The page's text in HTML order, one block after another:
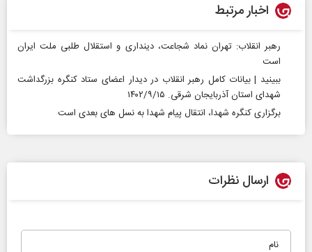
اخبار مرتبط
رهبر انقلاب: تهران نماد شجاعت، دینداری و استقلال طلبی ملت ایران
است
ببینید | بیانات کامل رهبر انقلاب در دیدار اعضای ستاد کنگره بزرگداشت
شهدای استان آذربایجان شرقی.‌ ۱۴۰۲/۹/۱۵
برگزاری کنگره شهدا، انتقال پیام شهدا به نسل های بعدی است
ارسال نظرات